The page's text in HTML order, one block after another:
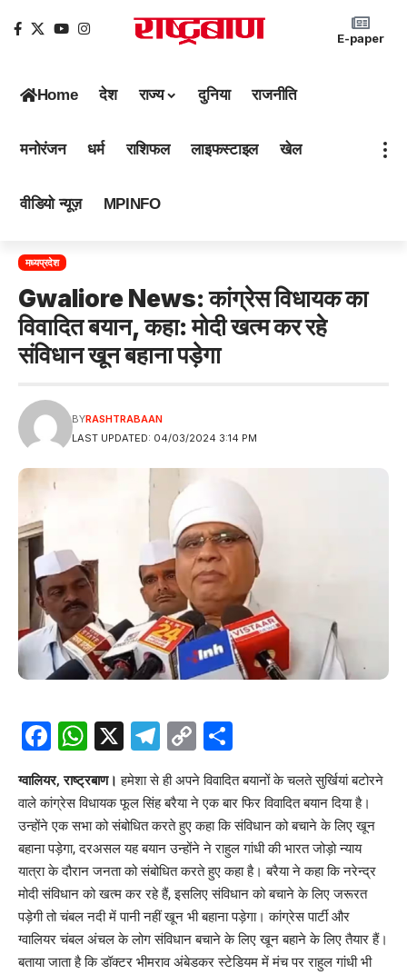
E-paper
Home देश राज्य दुनिया राजनीति
मनोरंजन धर्म राशिफल लाइफस्टाइल खेल
वीडियो न्यूज़ MPINFO
मध्यप्रदेश
Gwaliore News: कांग्रेस विधायक का
विवादित बयान, कहा: मोदी खत्म कर रहे
संविधान खून बहाना पड़ेगा
LAST UPDATED: 04/03/2024 3:14 PM
BYRASHTRABAAN
Facebook
WhatsApp
X Telegram
Copy
Link
ग्वालियर, राष्ट्रबाण।हमेशा से ही अपने विवादित बयानों के चलते सुर्खियां बटोरने
वाले कांग्रेस विधायक फूल सिंह बरैया ने एक बार फिर विवादित बयान दिया है।
उन्होंने एक सभा को संबोधित करते हुए कहा कि संविधान को बचाने के लिए खून
बहाना पड़ेगा, दरअसल यह बयान उन्होंने ने राहुल गांधी की भारत जोड़ो न्याय
यात्रा के दौरान जनता को संबोधित करते हुए कहा है। बरैया ने कहा कि नरेन्द्र
मोदी संविधान को खत्म कर रहे हैं, इसलिए संविधान को बचाने के लिए जरूरत
पड़ेगी तो चंबल नदी में पानी नहीं खून भी बहाना पड़ेगा। कांग्रेस पार्टी और
ग्वालियर चंबल अंचल के लोग संविधान बचाने के लिए खून बहाने के लिए तैयार हैं।
बताया जाता है कि डॉक्टर भीमराव अंबेडकर स्टेडियम में मंच पर राहुल गांधी भी